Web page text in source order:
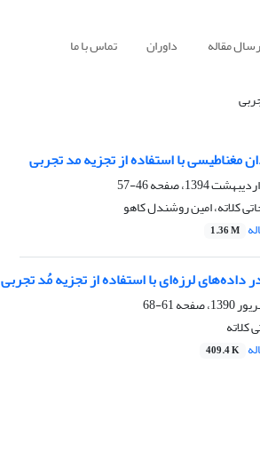
مقاله داوران تماس با ما
مغناطیسی با استفاده از تجزیه مد تجربی
46-57
کلاته، امین روشندل کاهو
1.36 M
داده‌های لرزه‌ای با استفاده از تجزیه مُد تجربی
61-68
کلاته
409.4 K